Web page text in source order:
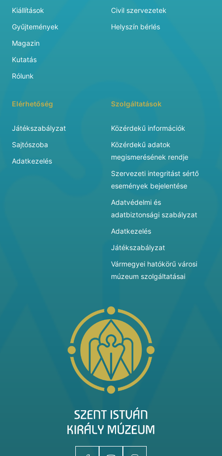
Kiállítások
Gyűjtemények
Magazin
Kutatás
Rólunk
Civil szervezetek
Helyszín bérlés
Elérhetőség
Játékszabályzat
Sajtószoba
Adatkezelés
Szolgáltatások
Közérdekű információk
Közérdekű adatok
megismerésének rendje
Szervezeti integritást sértő
események bejelentése
Adatvédelmi és
adatbiztonsági szabályzat
Adatkezelés
Játékszabályzat
Vármegyei hatókörű városi
múzeum szolgáltatásai